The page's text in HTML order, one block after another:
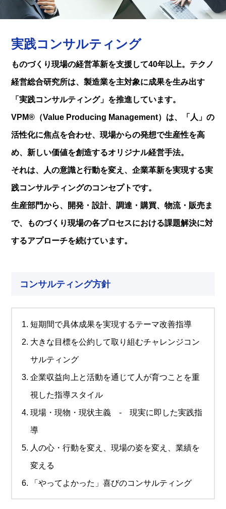
実践コンサルティング
ものづくり現場の経営革新を支援して40年以上。テクノ
経営総合研究所は、製造業を主対象に成果を生み出す
「実践コンサルティング」を推進しています。
VPM®（Value Producing Management）は、「人」の
活性化に焦点を合わせ、現場からの発想で生産性を高
め、新しい価値を創造するオリジナル経営手法。
それは、人の意識と行動を変え、企業革新を実現する実
践コンサルティングのコンセプトです。
生産部門から、開発・設計、調達・購買、物流・販売ま
で、ものづくり現場の各プロセスにおける課題解決に対
するアプローチを続けています。
コンサルティング方針
短期間で具体成果を実現するテーマ改善指導
大きな目標を公約して取り組むチャレンジコン
サルティング
企業収益向上と活動を通じて人が育つことを重
視した指導スタイル
現場・現物・現状主義 - 現実に即した実践指
導
人の心・行動を変え、現場の姿を変え、業績を
変える
「やってよかった」喜びのコンサルティング